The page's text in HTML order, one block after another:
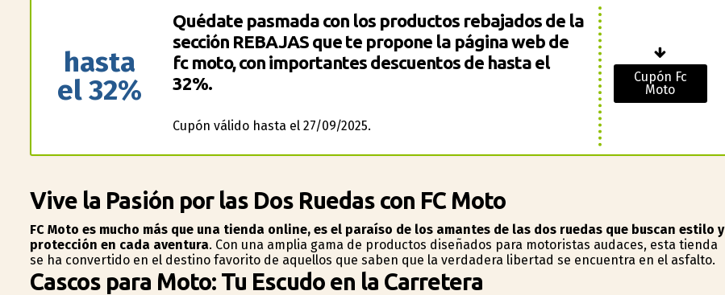
hasta
el 32%
Quédate pasmada con los productos rebajados de la
sección REBAJAS que te propone la página web de
fc moto, con importantes descuentos de hasta el
32%.
Cupón válido hasta el 27/09/2025.
Cupón Fc
Moto
Vive la Pasión por las Dos Ruedas con FC Moto
FC Moto es mucho más que una tienda online, es el paraíso de los amantes de las dos ruedas que buscan estilo y
protección en cada aventura. Con una amplia gama de productos diseñados para motoristas audaces, esta tienda
se ha convertido en el destino favorito de aquellos que saben que la verdadera libertad se encuentra en el asfalto.
Cascos para Moto: Tu Escudo en la Carretera